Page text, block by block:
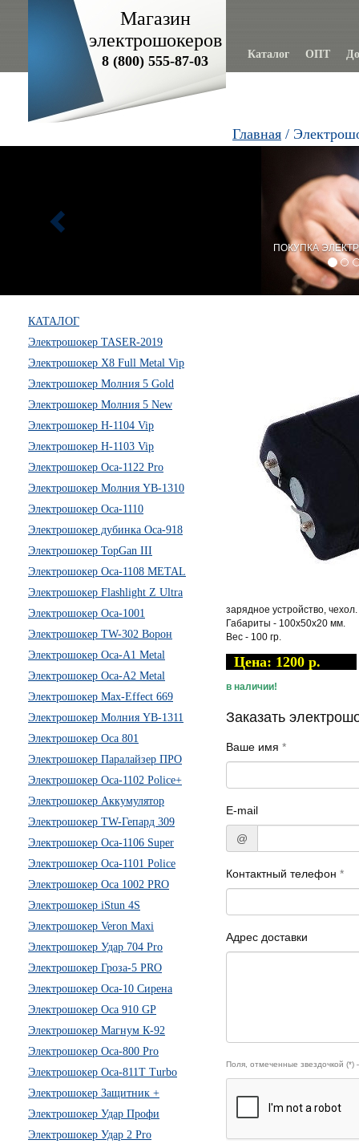
Магазин
электрошокеров
8 (800) 555-87-03 Каталог ОПТ
Главная /
ПОКУПКА
КАТАЛОГ
Электрошокер TASER-2019
Электрошокер X8 Full Metal Vip
Электрошокер Молния 5 Gold
Электрошокер Молния 5 New
Электрошокер H-1104 Vip
Электрошокер H-1103 Vip
Электрошокер Оса-1122 Pro
Электрошокер Молния YB-1310
Электрошокер Оса-1110
Электрошокер дубинка Оса-918
Электрошокер TopGan III
Электрошокер Оса-1108 METAL
Электрошокер Flashlight Z Ultra
Электрошокер Оса-1001
Электрошокер TW-302 Ворон
Электрошокер Оса-А1 Metal
Электрошокер Оса-А2 Metal
Электрошокер Max-Effect 669
Электрошокер Молния YB-1311
Электрошокер Оса 801
Электрошокер Паралайзер ПРО
Электрошокер Оса-1102 Police+
Электрошокер Аккумулятор
Электрошокер TW-Гепард 309
Электрошокер Оса-1106 Super
Электрошокер Оса-1101 Police
Электрошокер Оса 1002 PRO
Электрошокер iStun 4S
Электрошокер Veron Maxi
Электрошокер Удар 704 Pro
Электрошокер Гроза-5 PRO
Электрошокер Оса-10 Сирена
Электрошокер Оса 910 GP
Электрошокер Магнум К-92
Электрошокер Оса-800 Pro
Электрошокер Оса-811Т Turbo
Электрошокер Защитник +
Электрошокер Удар Профи
Электрошокер Удар 2 Pro
зарядное устройство, чехол.
Габариты - 100х50х20 мм.
Вес - 100 гр.
Цена: 1200 р.
в наличии!
Заказать
Ваше имя *
E-mail
@
Контактный телефон *
Адрес доставки
Поля, отмеченные звездочкой